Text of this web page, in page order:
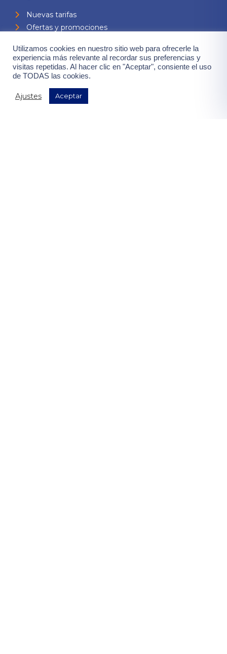
Nuevas tarifas
Ofertas y promociones
Todas las novedades
Utilizamos cookies en nuestro sitio web para ofrecerle la
experiencia más relevante al recordar sus preferencias y
visitas repetidas. Al hacer clic en "Aceptar", consiente el uso
de TODAS las cookies.
Ajustes Aceptar